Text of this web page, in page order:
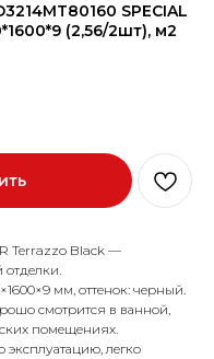
SPECIAL
(2,56/2шт), м2
Terrazzo Black —
мм, оттенок: черный.
смотрится в ванной,
помещениях.
легко